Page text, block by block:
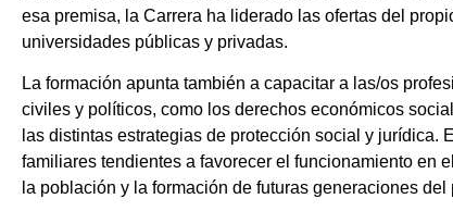
esa premisa, la Carrera ha liderado las ofertas del
universidades públicas y privadas.
La formación apunta también a capacitar a las/os
civiles y políticos, como los derechos económicos
las distintas estrategias de protección social y
familiares tendientes a favorecer el funcionamiento en
la población y la formación de futuras generaciones del